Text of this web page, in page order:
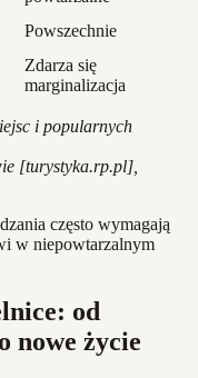
Powszechnie
Zdarza się
marginalizacja
i popularnych
[turystyka.rp.pl],
często wymagają
w niepowtarzalnym
od
nowe życie